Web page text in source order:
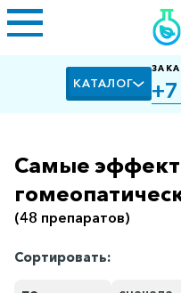
КАТАЛОГ
Алкоголизм,
курение
Альцгеймера
Антибактериальные
Самые
(48 препаратов)
Сортировать: